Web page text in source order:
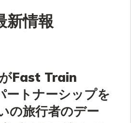
新情報
Fast Train
トナーシップを
の旅行者のデー